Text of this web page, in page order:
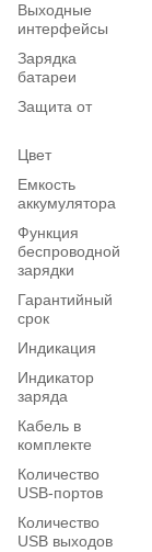
Выходные
интерфейсы
Зарядка
батареи
Защита от
Цвет
Емкость
аккумулятора
Функция
беспроводной
зарядки
Гарантийный
срок
Индикация
Индикатор
заряда
Кабель в
комплекте
Количество
USB-портов
Количество
USB выходов